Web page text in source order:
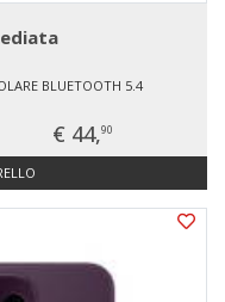
BLUETOOTH 5.4
€ 44,90